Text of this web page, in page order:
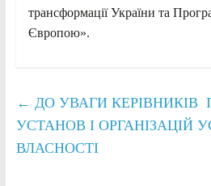
трансформації України та
Європою».
← ДО УВАГИ КЕРІВНИКІВ
УСТАНОВ І ОРГАНІЗАЦІЙ
ВЛАСНОСТІ